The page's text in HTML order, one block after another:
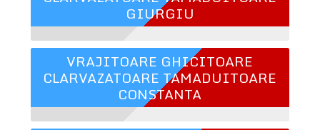
GIURGIU
VRAJITOARE GHICITOARE
CLARVAZATOARE TAMADUITOARE
CONSTANTA